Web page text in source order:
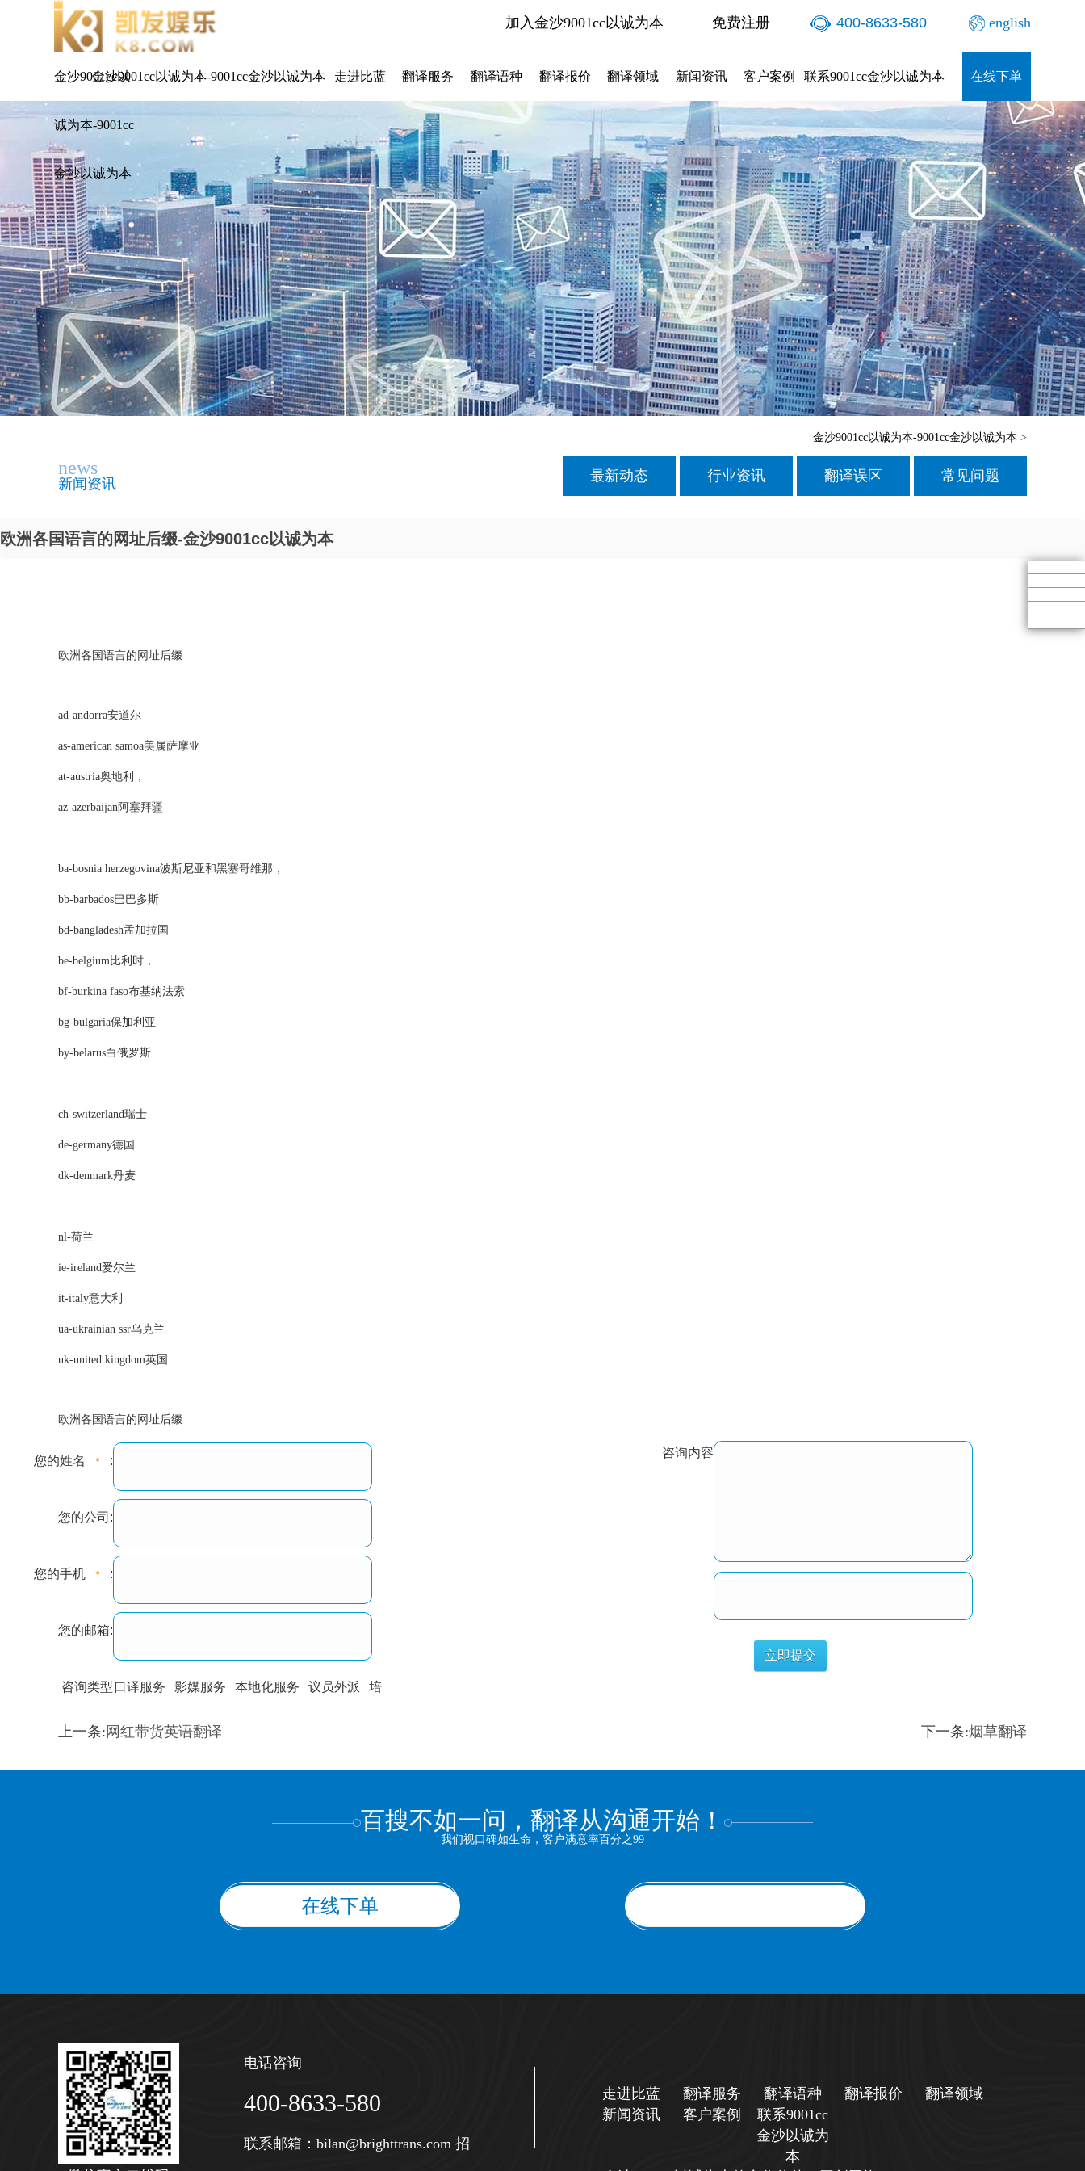
加入金沙9001cc以诚为本 免费注册 400-8633-580 english
金沙9001cc以
诚为本-9001cc
金沙以诚为本
金沙9001cc以诚为本-9001cc金沙以诚为本 走进比蓝 翻译服务 翻译语种 翻译报价 翻译领域 新闻资讯 客户案例 联系9001cc金沙以诚为本 在线下单
金沙9001cc以诚为本-9001cc金沙以诚为本 >
news
新闻资讯 最新动态 行业资讯 翻译误区 常见问题
欧洲各国语言的网址后缀-金沙9001cc以诚为本
欧洲各国语言的网址后缀
ad-andorra安道尔
as-american samoa美属萨摩亚
at-austria奥地利，
az-azerbaijan阿塞拜疆
ba-bosnia herzegovina波斯尼亚和黑塞哥维那，
bb-barbados巴巴多斯
bd-bangladesh孟加拉国
be-belgium比利时，
bf-burkina faso布基纳法索
bg-bulgaria保加利亚
by-belarus白俄罗斯
ch-switzerland瑞士
de-germany德国
dk-denmark丹麦
nl-荷兰
ie-ireland爱尔兰
it-italy意大利
ua-ukrainian ssr乌克兰
uk-united kingdom英国
欧洲各国语言的网址后缀
您的姓名 :
您的公司:
您的手机 :
您的邮箱:
咨询类型口译服务 影媒服务 本地化服务 议员外派 培
训翻译 标准级 专业级
咨询内容
上一条: 网红带货英语翻译 下一条:烟草翻译
百搜不如一问，翻译从沟通开始！
我们视口碑如生命，客户满意率百分之99
在线下单
电话咨询
400-8633-580
联系邮箱： bilan@brighttrans.com 招
走进比蓝 翻译服务 翻译语种 翻译报价
翻译领域
新闻资讯
客户案例
联系9001cc
金沙以诚为
本